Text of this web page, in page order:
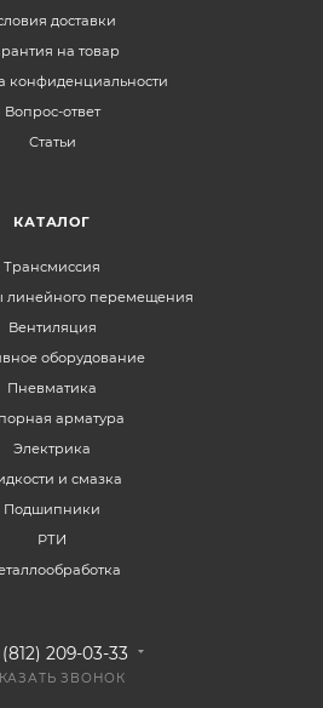
доставки
на товар
конфиденциальности
Вопрос-ответ
Статьи
КАТАЛОГ
Трансмиссия
линейного перемещения
Вентиляция
оборудование
Пневматика
арматура
Электрика
и смазка
Подшипники
РТИ
209-03-33
ЗВОНОК